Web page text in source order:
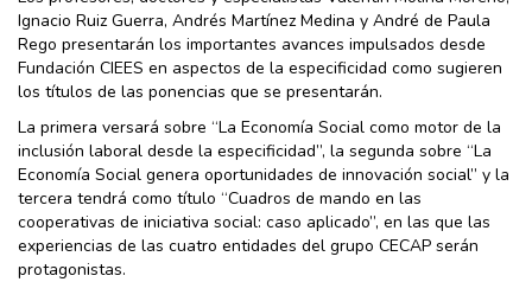
Ignacio Ruiz Guerra, Andrés Martínez Medina y André de Paula
Rego presentarán los importantes avances impulsados desde
Fundación CIEES en aspectos de la especificidad como sugieren
los títulos de las ponencias que se presentarán.
La primera versará sobre “La Economía Social como motor de la
inclusión laboral desde la especificidad”, la segunda sobre “La
Economía Social genera oportunidades de innovación social” y la
tercera tendrá como título “Cuadros de mando en las
cooperativas de iniciativa social: caso aplicado”, en las que las
experiencias de las cuatro entidades del grupo CECAP serán
protagonistas.